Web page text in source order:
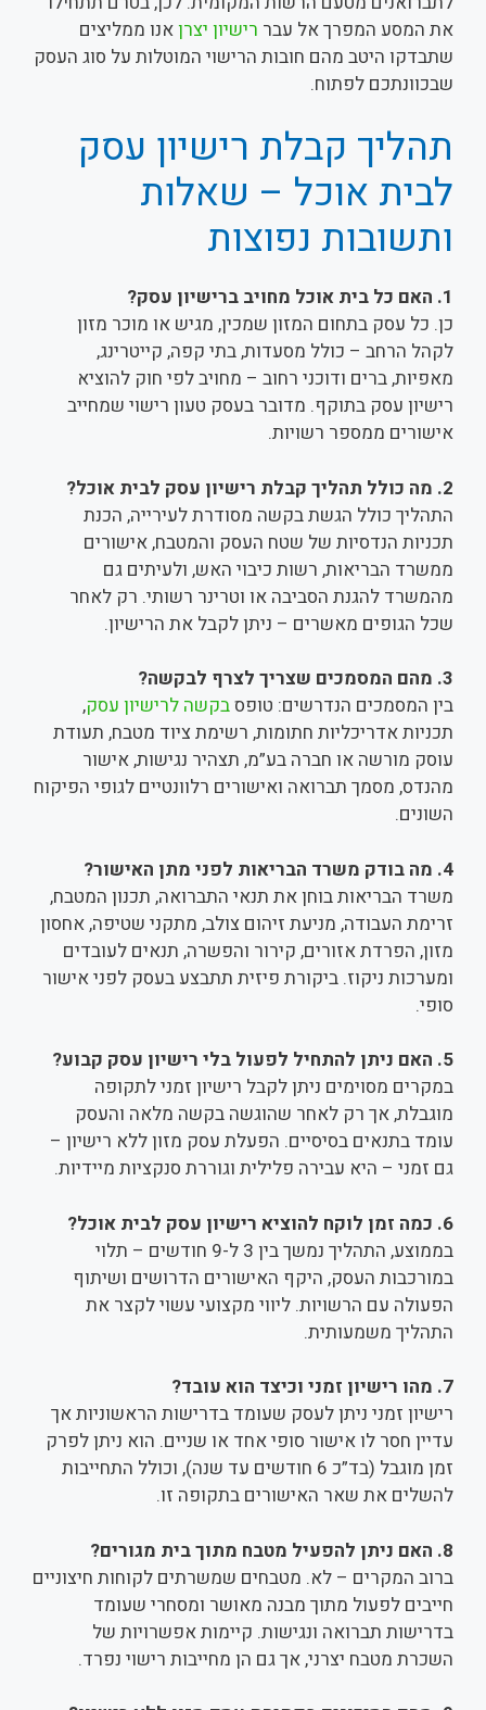
את המסע המפרך אל עבר רישיון יצרןאנו ממליצים
שתבדקו היטב מהם חובות הרישוי המוטלות על סוג העסק
שבכוונתכם לפתוח.
תהליך קבלת רישיון עסק
לבית אוכל – שאלות
ותשובות נפוצות
1. האם כל בית אוכל מחויב ברישיון עסק?
כן. כל עסק בתחום המזון שמכין, מגיש או מוכר מזון
לקהל הרחב – כולל מסעדות, בתי קפה, קייטרינג,
מאפיות, ברים ודוכני רחוב – מחויב לפי חוק להוציא
רישיון עסק בתוקף. מדובר בעסק טעון רישוי שמחייב
אישורים ממספר רשויות.
2. מה כולל תהליך קבלת רישיון עסק לבית אוכל?
התהליך כולל הגשת בקשה מסודרת לעירייה, הכנת
תכניות הנדסיות של שטח העסק והמטבח, אישורים
ממשרד הבריאות, רשות כיבוי האש, ולעיתים גם
מהמשרד להגנת הסביבה או וטרינר רשותי. רק לאחר
שכל הגופים מאשרים – ניתן לקבל את הרישיון.
3. מהם המסמכים שצריך לצרף לבקשה?
בין המסמכים הנדרשים: טופסבקשה לרישיון עסק,
תכניות אדריכליות חתומות, רשימת ציוד מטבח, תעודת
עוסק מורשה או חברה בע”מ, תצהיר נגישות, אישור
מהנדס, מסמך תברואה ואישורים רלוונטיים לגופי הפיקוח
השונים.
4. מה בודק משרד הבריאות לפני מתן האישור?
משרד הבריאות בוחן את תנאי התברואה, תכנון המטבח,
זרימת העבודה, מניעת זיהום צולב, מתקני שטיפה, אחסון
מזון, הפרדת אזורים, קירור והפשרה, תנאים לעובדים
ומערכות ניקוז. ביקורת פיזית תתבצע בעסק לפני אישור
סופי.
5. האם ניתן להתחיל לפעול בלי רישיון עסק קבוע?
במקרים מסוימים ניתן לקבל רישיון זמני לתקופה
מוגבלת, אך רק לאחר שהוגשה בקשה מלאה והעסק
עומד בתנאים בסיסיים. הפעלת עסק מזון ללא רישיון –
גם זמני – היא עבירה פלילית וגוררת סנקציות מיידיות.
6. כמה זמן לוקח להוציא רישיון עסק לבית אוכל?
בממוצע, התהליך נמשך בין 3 ל-9 חודשים – תלוי
במורכבות העסק, היקף האישורים הדרושים ושיתוף
הפעולה עם הרשויות. ליווי מקצועי עשוי לקצר את
התהליך משמעותית.
7. מהו רישיון זמני וכיצד הוא עובד?
רישיון זמני ניתן לעסק שעומד בדרישות הראשוניות אך
עדיין חסר לו אישור סופי אחד או שניים. הוא ניתן לפרק
זמן מוגבל (בד”כ 6 חודשים עד שנה), וכולל התחייבות
להשלים את שאר האישורים בתקופה זו.
8. האם ניתן להפעיל מטבח מתוך בית מגורים?
ברוב המקרים – לא. מטבחים שמשרתים לקוחות חיצוניים
חייבים לפעול מתוך מבנה מאושר ומסחרי שעומד
בדרישות תברואה ונגישות. קיימות אפשרויות של
השכרת מטבח יצרני, אך גם הן מחייבות רישוי נפרד.